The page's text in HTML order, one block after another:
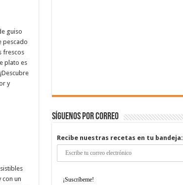
guiso
pescado
frescos
plato es
y
con un
Síguenos por correo
Recibe nuestras recetas en tu bandeja: